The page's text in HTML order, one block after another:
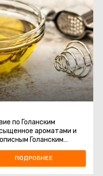
по Голанским
ароматами и
Голанским
...
ПОДРОБНЕЕ